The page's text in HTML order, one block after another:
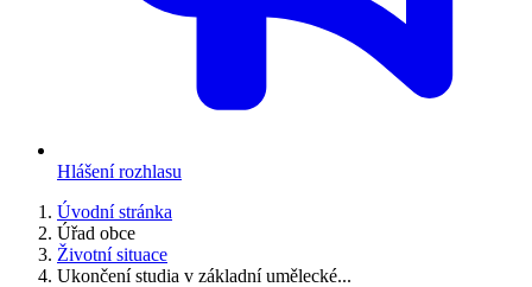
Hlášení rozhlasu
Úvodní stránka
Úřad obce
Životní situace
Ukončení studia v základní umělecké...